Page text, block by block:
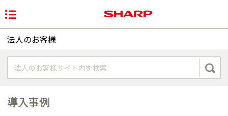
法人のお客様
導入事例